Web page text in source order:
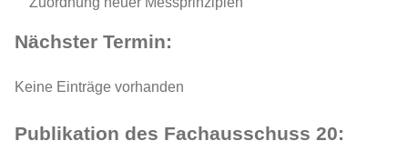
Nächster Termin:
Keine Einträge vorhanden
Publikation des Fachausschuss 20: